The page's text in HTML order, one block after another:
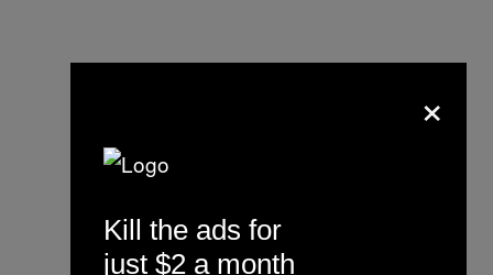
×
Kill the ads for
just $2 a month